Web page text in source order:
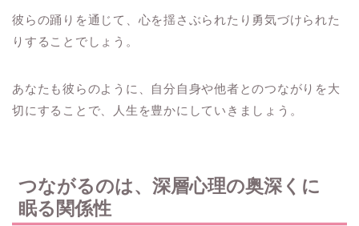
彼らの踊りを通じて、心を揺さぶられたり勇気づけられた
りすることでしょう。
あなたも彼らのように、自分自身や他者とのつながりを大
切にすることで、人生を豊かにしていきましょう。
つながるのは、深層心理の奥深くに
眠る関係性